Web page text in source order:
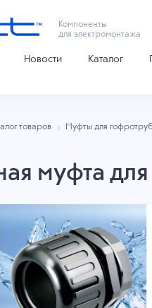
Компоненты
для электромонтажа
Новости Каталог
товаров Муфты для
муфта